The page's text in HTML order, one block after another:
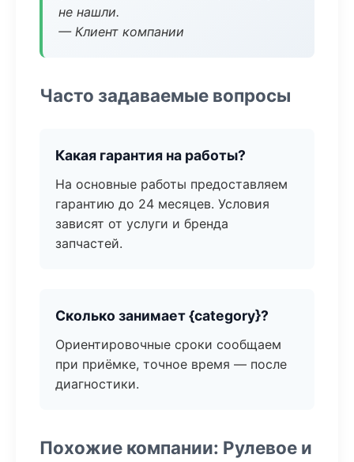
не нашли.
— Клиент компании
Часто задаваемые вопросы
Какая гарантия на работы?
На основные работы предоставляем
гарантию до 24 месяцев. Условия
зависят от услуги и бренда
запчастей.
Сколько занимает {category}?
Ориентировочные сроки сообщаем
при приёмке, точное время — после
диагностики.
Похожие компании: Рулевое и